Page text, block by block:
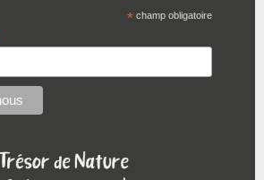
* champ obligatoire